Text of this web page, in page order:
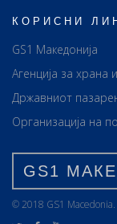
КОРИСНИ
GS1 Македонија
Агенција за храна
Државниот
Организација на
GS1
© 2018 GS1